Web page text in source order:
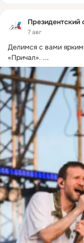
Президентский
7 авг
Делимся с вами
«Причал». ...